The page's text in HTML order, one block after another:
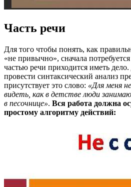
Часть речи
Для того чтобы понять, как
«не привычно», сначала потребуется
частью речи приходится иметь
провести синтаксический анализ
присутствует это слово: «Для меня
видеть, как в детстве люди
в песочнице». Вся работа должна
простому алгоритму действий: